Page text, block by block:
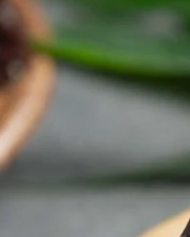
มอนามัย เปิดเผยว่า ภายหลังที่
ท 5 ตามพระราชบัญญัติยาเสพติด
กรมอนามัยจึงได้ออกประกาศกรม
ารในสถานประกอบกิจการอาหาร